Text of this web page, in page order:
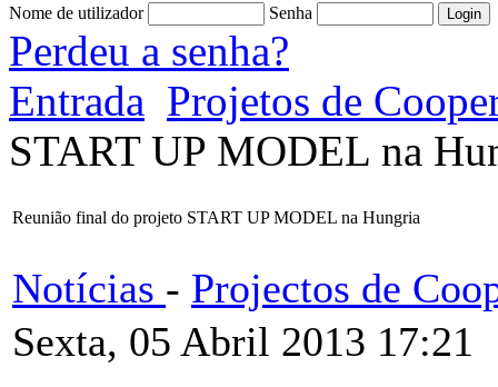
Nome de utilizador Senha
Perdeu a senha?
Entrada Projetos de
START UP MODEL na
Reunião final do projeto START UP MODEL na Hungria
Notícias - Projectos de
Sexta, 05 Abril 2013 17:21